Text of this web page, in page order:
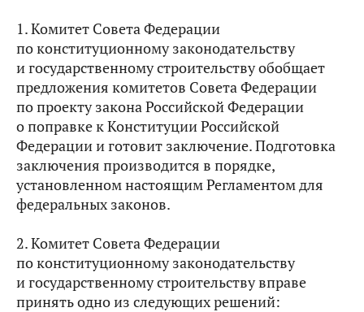
1. Комитет Совета Федерации
по конституционному законодательству
и государственному строительству обобщает
предложения комитетов Совета Федерации
по проекту закона Российской Федерации
о поправке к Конституции Российской
Федерации и готовит заключение. Подготовка
заключения производится в порядке,
установленном настоящим Регламентом для
федеральных законов.
2. Комитет Совета Федерации
по конституционному законодательству
и государственному строительству вправе
принять одно из следующих решений: